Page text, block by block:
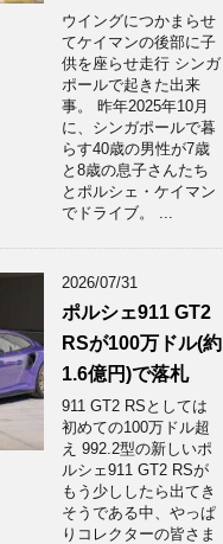
ウイングにつかまらせ
てケイマンの後部に子
供を座らせ走行 シンガ
ポールで起きた出来
事。 昨年2025年10月
に、シンガポールで暮
らす40歳の男性が7歳
と8歳の息子さんたち
とポルシェ・ケイマン
でドライブ。 ...
2026/07/31
ポルシェ911 GT2
RSが100万ドル(約
1.6億円)で落札
911 GT2 RSとしては
初めての100万ドル超
え 992.2型の新しいポ
ルシェ911 GT2 RSが
もう少ししたら出てき
そうである中、やっぱ
りコレクターの皆さま